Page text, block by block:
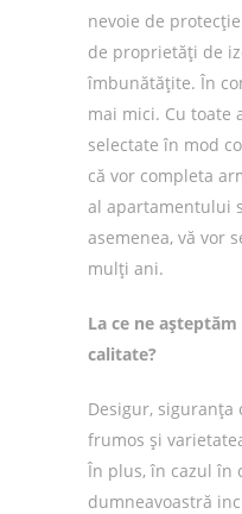
nevoie de
de proprietăți de
îmbunătățite. În
mai mici. Cu toate
selectate în mod
că vor completa
al apartamentului
asemenea, vă vor
mulți ani.
La ce ne
calitate?
Desigur, siguranța
frumos și
În plus, în cazul în
dumneavoastră